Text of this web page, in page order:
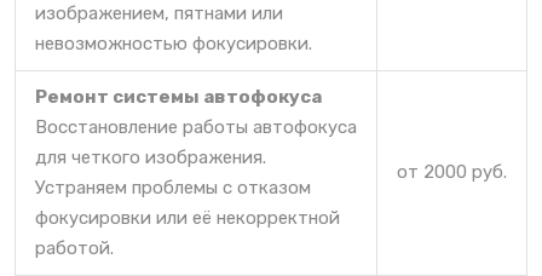
изображением, пятнами или
невозможностью фокусировки.
Ремонт системы автофокуса
Восстановление работы автофокуса
для четкого изображения.
Устраняем проблемы с отказом
фокусировки или её некорректной
работой.
от 2000 руб.